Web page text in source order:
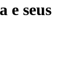
e seus